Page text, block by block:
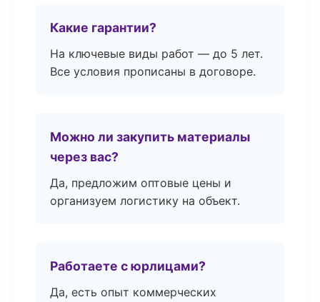
Какие гарантии?
На ключевые виды работ — до 5 лет.
Все условия прописаны в договоре.
Можно ли закупить материалы
через вас?
Да, предложим оптовые цены и
организуем логистику на объект.
Работаете с юрлицами?
Да, есть опыт коммерческих